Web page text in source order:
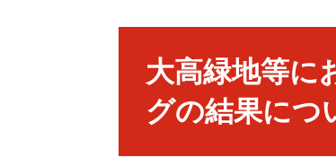
大高緑地等に
グの結果につ